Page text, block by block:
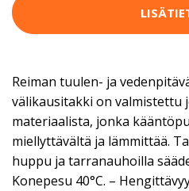
Reiman tuulen- ja
välikausitakki on valmistettu
materiaalista, jonka
miellyttävältä ja lämmittää.
huppu ja tarranauhoilla
Konepesu 40°C. –